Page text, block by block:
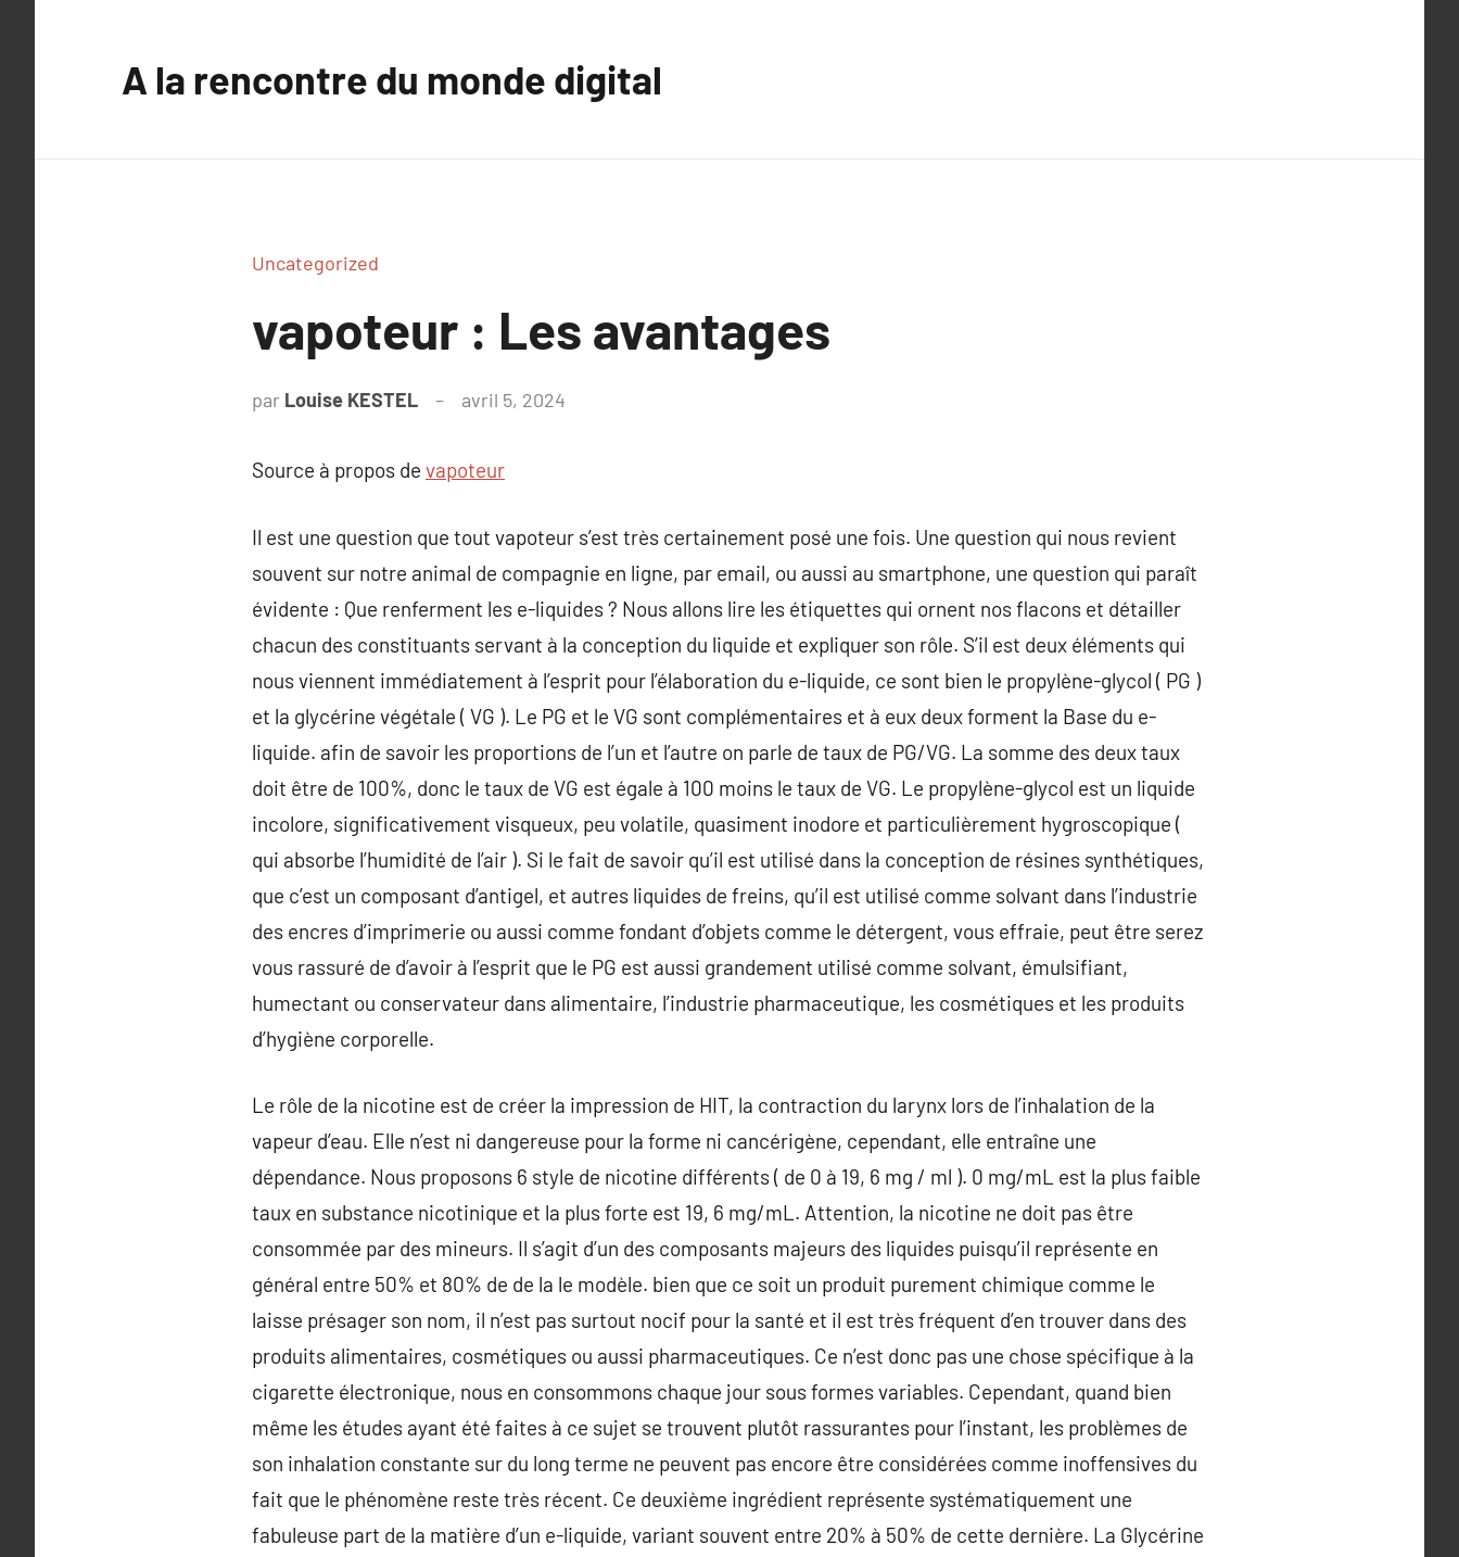
A la rencontre du monde digital
Uncategorized
vapoteur : Les avantages
par Louise KESTEL avril 5, 2024
Source à propos de vapoteur
Il est une question que tout vapoteur s’est très certainement posé une fois. Une question qui nous revient
souvent sur notre animal de compagnie en ligne, par email, ou aussi au smartphone, une question qui paraît
évidente : Que renferment les e-liquides ? Nous allons lire les étiquettes qui ornent nos flacons et détailler
chacun des constituants servant à la conception du liquide et expliquer son rôle. S’il est deux éléments qui
nous viennent immédiatement à l’esprit pour l’élaboration du e-liquide, ce sont bien le propylène-glycol ( PG )
et la glycérine végétale ( VG ). Le PG et le VG sont complémentaires et à eux deux forment la Base du e-
liquide. afin de savoir les proportions de l’un et l’autre on parle de taux de PG/VG. La somme des deux taux
doit être de 100%, donc le taux de VG est égale à 100 moins le taux de VG. Le propylène-glycol est un liquide
incolore, significativement visqueux, peu volatile, quasiment inodore et particulièrement hygroscopique (
qui absorbe l’humidité de l’air ). Si le fait de savoir qu’il est utilisé dans la conception de résines synthétiques,
que c’est un composant d’antigel, et autres liquides de freins, qu’il est utilisé comme solvant dans l’industrie
des encres d’imprimerie ou aussi comme fondant d’objets comme le détergent, vous effraie, peut être serez
vous rassuré de d’avoir à l’esprit que le PG est aussi grandement utilisé comme solvant, émulsifiant,
humectant ou conservateur dans alimentaire, l’industrie pharmaceutique, les cosmétiques et les produits
d’hygiène corporelle.
Le rôle de la nicotine est de créer la impression de HIT, la contraction du larynx lors de l’inhalation de la
vapeur d’eau. Elle n’est ni dangereuse pour la forme ni cancérigène, cependant, elle entraîne une
dépendance. Nous proposons 6 style de nicotine différents ( de 0 à 19, 6 mg / ml ). 0 mg/mL est la plus faible
taux en substance nicotinique et la plus forte est 19, 6 mg/mL. Attention, la nicotine ne doit pas être
consommée par des mineurs. Il s’agit d’un des composants majeurs des liquides puisqu’il représente en
général entre 50% et 80% de de la le modèle. bien que ce soit un produit purement chimique comme le
laisse présager son nom, il n’est pas surtout nocif pour la santé et il est très fréquent d’en trouver dans des
produits alimentaires, cosmétiques ou aussi pharmaceutiques. Ce n’est donc pas une chose spécifique à la
cigarette électronique, nous en consommons chaque jour sous formes variables. Cependant, quand bien
même les études ayant été faites à ce sujet se trouvent plutôt rassurantes pour l’instant, les problèmes de
son inhalation constante sur du long terme ne peuvent pas encore être considérées comme inoffensives du
fait que le phénomène reste très récent. Ce deuxième ingrédient représente systématiquement une
fabuleuse part de la matière d’un e-liquide, variant souvent entre 20% à 50% de cette dernière. La Glycérine